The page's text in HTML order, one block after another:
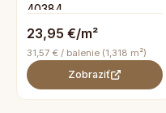
40384
23,95 €/m²
31,57 € / balenie (1,318 m²)
Zobraziť